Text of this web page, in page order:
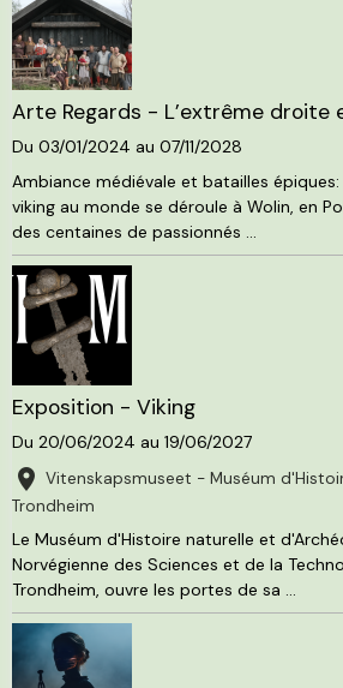
Arte Regards - L’extrême droite
Du 03/01/2024 au 07/11/2028
Ambiance médiévale et batailles
viking au monde se déroule à Wolin, en
des centaines de passionnés ...
Exposition - Viking
Du 20/06/2024 au 19/06/2027
Vitenskapsmuseet - Muséum
Trondheim
Le Muséum d'Histoire naturelle et
Norvégienne des Sciences et de la
Trondheim, ouvre les portes de sa ...